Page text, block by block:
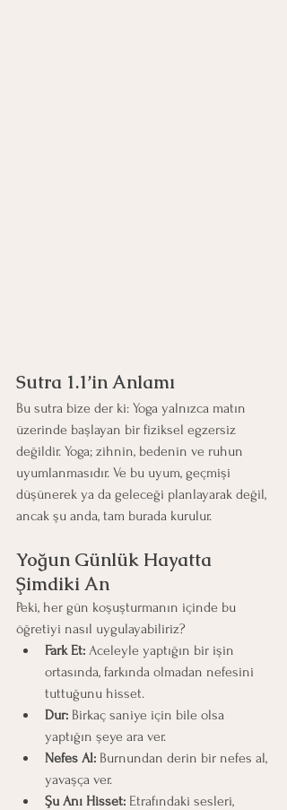
Sutra 1.1’in Anlamı
Bu sutra bize der ki: Yoga yalnızca matın
üzerinde başlayan bir fiziksel egzersiz
değildir. Yoga; zihnin, bedenin ve ruhun
uyumlanmasıdır. Ve bu uyum, geçmişi
düşünerek ya da geleceği planlayarak değil,
ancak şu anda, tam burada kurulur.
Yoğun Günlük Hayatta
Şimdiki An
Peki, her gün koşuşturmanın içinde bu
öğretiyi nasıl uygulayabiliriz?
Fark Et: Aceleyle yaptığın bir işin
ortasında, farkında olmadan nefesini
tuttuğunu hisset.
Dur: Birkaç saniye için bile olsa
yaptığın şeye ara ver.
Nefes Al: Burnundan derin bir nefes al,
yavaşça ver.
Şu Anı Hisset: Etrafındaki sesleri,